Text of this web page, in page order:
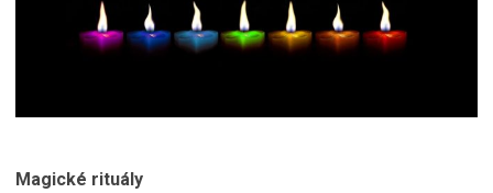
Magické rituály